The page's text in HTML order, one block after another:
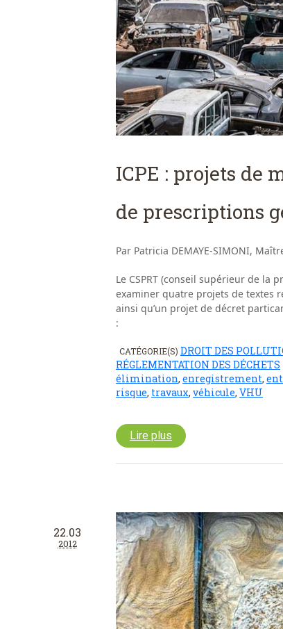
ICPE : projets de
de prescriptions
Par Patricia DEMAYE-SIMONI,
Le CSPRT (conseil supérieur de la
examiner quatre projets de textes
ainsi qu’un projet de décret
:
CATÉGORIE(S) DROIT DES
RÉGLEMENTATION DES DÉCHETS
élimination, enregistrement,
risque, travaux, véhicule, VHU
Lire plus
22.03
2012